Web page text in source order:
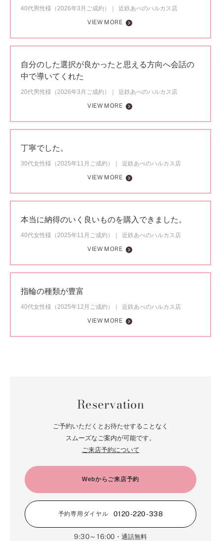
40代男性様（2026年3月ご成約）
近鉄あべのハルカス店
VIEW MORE
自分のした選択が良かったと思える方向へ会話の
中で導いてくれた
20代男性様（2026年3月ご成約）
近鉄あべのハルカス店
VIEW MORE
丁寧でした。
30代女性様（2025年11月ご成約）
近鉄あべのハルカス店
VIEW MORE
本当に納得のいく良いものを購入できました。
40代女性様（2025年11月ご成約）
近鉄あべのハルカス店
VIEW MORE
指輪の種類が豊富
40代女性様（2025年12月ご成約）
近鉄あべのハルカス店
VIEW MORE
Reservation
ご予約いただくとお待たせすることなく
スムーズなご案内が可能です。
ご来店予約について
Webからご来店予約
予約専用ダイヤル 0120-220-338
9:30～16:00 ・通話無料